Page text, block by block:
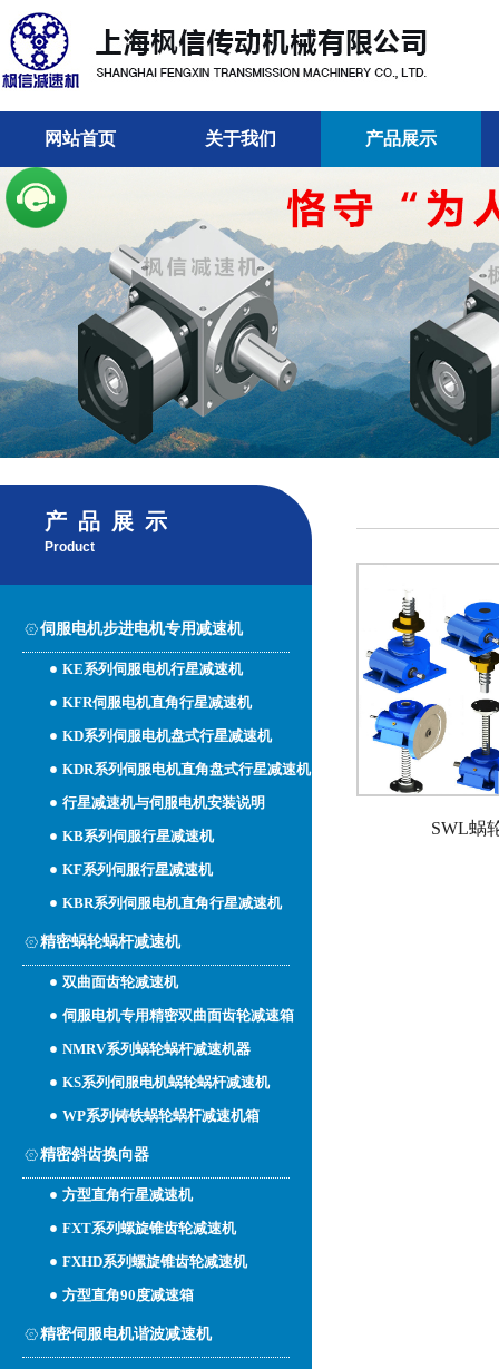
网站首页 关于我们 产品展示
产品展示
Product
伺服电机步进电机专用减速机
KE系列伺服电机行星减速机
KFR伺服电机直角行星减速机
KD系列伺服电机盘式行星减速机
KDR系列伺服电机直角盘式行星减速机
行星减速机与伺服电机安装说明
KB系列伺服行星减速机
KF系列伺服行星减速机
KBR系列伺服电机直角行星减速机
精密蜗轮蜗杆减速机
双曲面齿轮减速机
伺服电机专用精密双曲面齿轮减速箱
NMRV系列蜗轮蜗杆减速机器
KS系列伺服电机蜗轮蜗杆减速机
WP系列铸铁蜗轮蜗杆减速机箱
精密斜齿换向器
方型直角行星减速机
FXT系列螺旋锥齿轮减速机
FXHD系列螺旋锥齿轮减速机
方型直角90度减速箱
精密伺服电机谐波减速机
SWL蜗